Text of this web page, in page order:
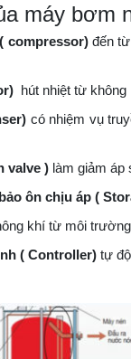
compressor)đến từ
có nhiệm vụ
)
ôn chịu áp (
khí từ môi
( Controller)tự